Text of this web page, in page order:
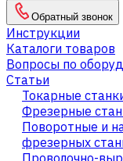
Обратный звонок
Инструкции
Каталоги товаров
Вопросы по
Статьи
Токарные
Фрезерные
Поворотные и
фрезерных
Проволочно-